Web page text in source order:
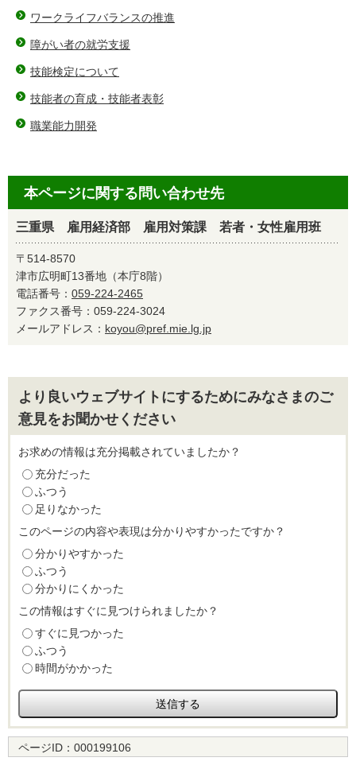
ワークライフバランスの推進
障がい者の就労支援
技能検定について
技能者の育成・技能者表彰
職業能力開発
本ページに関する問い合わせ先
三重県 雇用経済部 雇用対策課 若者・女性雇用班
〒514-8570
津市広明町13番地（本庁8階）
電話番号： 059-224-2465
ファクス番号：059-224-3024
メールアドレス： koyou@pref.mie.lg.jp
より良いウェブサイトにするためにみなさまのご
意見をお聞かせください
お求めの情報は充分掲載されていましたか？
充分だった
ふつう
足りなかった
このページの内容や表現は分かりやすかったですか？
分かりやすかった
ふつう
分かりにくかった
この情報はすぐに見つけられましたか？
すぐに見つかった
ふつう
時間がかかった
ページID： 000199106